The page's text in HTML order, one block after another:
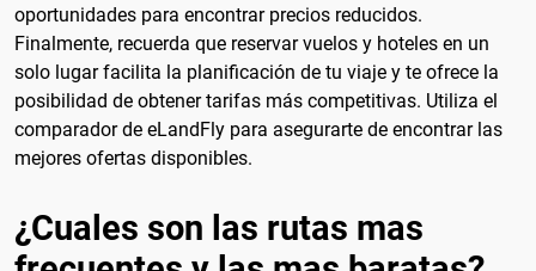
oportunidades para encontrar precios reducidos.
Finalmente, recuerda que reservar vuelos y hoteles en un
solo lugar facilita la planificación de tu viaje y te ofrece la
posibilidad de obtener tarifas más competitivas. Utiliza el
comparador de eLandFly para asegurarte de encontrar las
mejores ofertas disponibles.
¿Cuales son las rutas mas